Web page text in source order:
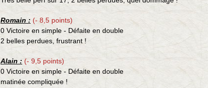
Romain : (- 8,5 points)
0 Victoire en simple - Défaite en double
2 belles perdues, frustrant !
Alain : (- 9,5 points)
0 Victoire en simple - Défaite en double
matinée compliquée !